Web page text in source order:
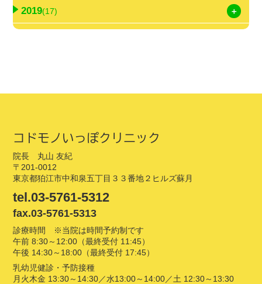
2019(17)
コドモノいっぽクリニック
院長 丸山 友紀
〒201-0012
東京都狛江市中和泉五丁目３３番地２ヒルズ蘇月
tel.03-5761-5312
fax.03-5761-5313
診療時間 ※当院は時間予約制です
午前 8:30～12:00（最終受付 11:45）
午後 14:30～18:00（最終受付 17:45）
乳幼児健診・予防接種
月火木金 13:30～14:30／水13:00～14:00／土 12:30～13:30